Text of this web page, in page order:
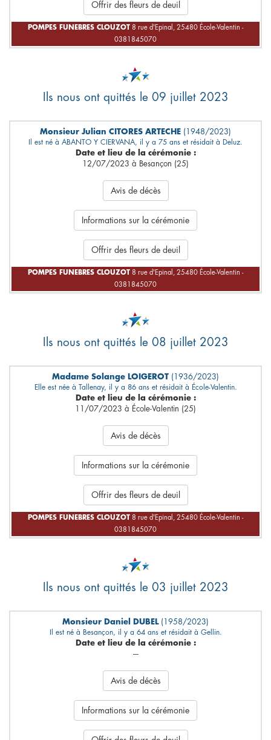
Offrir des fleurs de deuil
POMPES FUNEBRES CLOUZOT 8 rue d'Epinal, 25480 École-Valentin -
0381845070
Ils nous ont quittés le 09 juillet 2023
Monsieur Julian CITORES ARTECHE (1948/2023)
Il est né à ABANTO Y CIERVANA, il y a 75 ans et résidait à Deluz.
Date et lieu de la cérémonie :
12/07/2023 à Besançon (25)
Avis de décès
Informations sur la cérémonie
Offrir des fleurs de deuil
POMPES FUNEBRES CLOUZOT 8 rue d'Epinal, 25480 École-Valentin -
0381845070
Ils nous ont quittés le 08 juillet 2023
Madame Solange LOIGEROT (1936/2023)
Elle est née à Tallenay, il y a 86 ans et résidait à École-Valentin.
Date et lieu de la cérémonie :
11/07/2023 à École-Valentin (25)
Avis de décès
Informations sur la cérémonie
Offrir des fleurs de deuil
POMPES FUNEBRES CLOUZOT 8 rue d'Epinal, 25480 École-Valentin -
0381845070
Ils nous ont quittés le 03 juillet 2023
Monsieur Daniel DUBEL (1958/2023)
Il est né à Besançon, il y a 64 ans et résidait à Gellin.
Date et lieu de la cérémonie :
---
Avis de décès
Informations sur la cérémonie